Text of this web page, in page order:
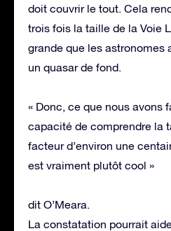
doit couvrir le tout. Cela
trois fois la taille de la Voie
grande que les astronomes
un quasar de fond.
« Donc, ce que nous avons
capacité de comprendre la
facteur d’environ une
est vraiment plutôt cool »
dit O’Meara.
La constatation pourrait